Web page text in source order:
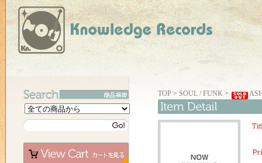
TOP > SOUL / FUNK >